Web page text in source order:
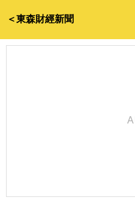
＜東森財經新聞